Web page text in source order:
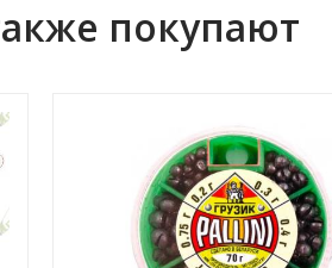
покупают